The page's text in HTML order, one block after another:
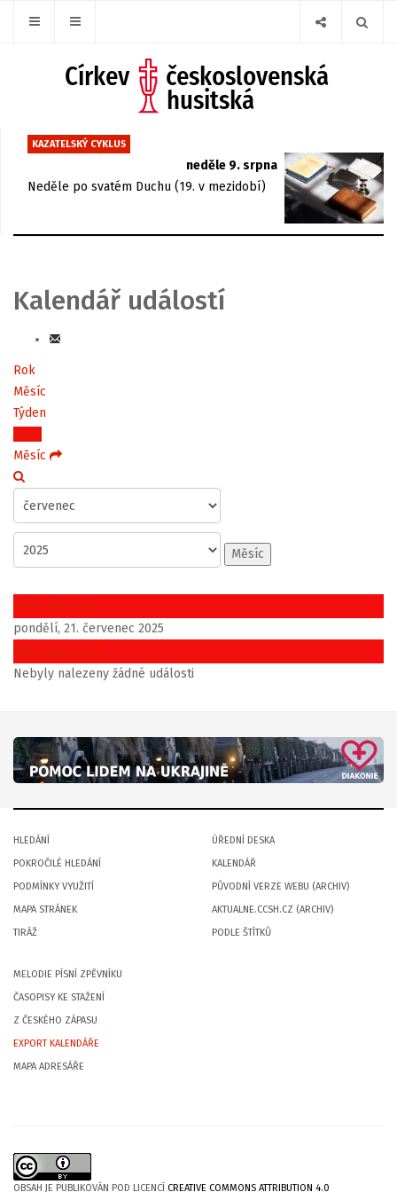
KAZATELSKÝ CYKLUS
neděle 9. srpna
Neděle po svatém Duchu (19. v mezidobí)
Kalendář událostí
Rok
Měsíc
Týden
Dnes
Měsíc
Měsíc
Předchozí den
pondělí, 21. červenec 2025
Následující den
Nebyly nalezeny žádné události
HLEDÁNÍ
POKROČILÉ HLEDÁNÍ
PODMÍNKY VYUŽITÍ
MAPA STRÁNEK
TIRÁŽ
ÚŘEDNÍ DESKA
KALENDÁŘ
PŮVODNÍ VERZE WEBU (ARCHIV)
AKTUALNE.CCSH.CZ (ARCHIV)
PODLE ŠTÍTKŮ
MELODIE PÍSNÍ ZPĚVNÍKU
ČASOPISY KE STAŽENÍ
Z ČESKÉHO ZÁPASU
EXPORT KALENDÁŘE
MAPA ADRESÁŘE
OBSAH JE PUBLIKOVÁN POD LICENCÍ CREATIVE COMMONS ATTRIBUTION 4.0